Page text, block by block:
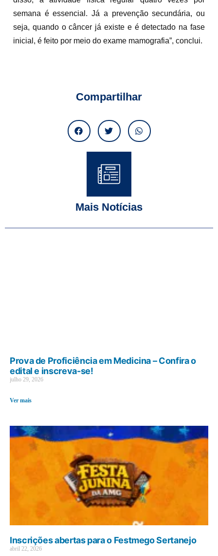
semana é essencial. Já a prevenção secundária, ou
seja, quando o câncer já existe e é detectado na fase
inicial, é feito por meio do exame mamografia”, conclui.
Compartilhar
Mais Notícias
Prova de Proficiência em Medicina – Confira o
edital e inscreva-se!
julho 29, 2026
Ver mais
Inscrições abertas para o Festmego Sertanejo
abril 22, 2026